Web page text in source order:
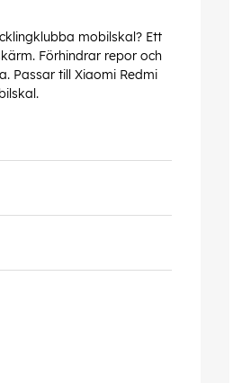
mobilskal? Ett
Förhindrar repor och
Passar till Xiaomi Redmi